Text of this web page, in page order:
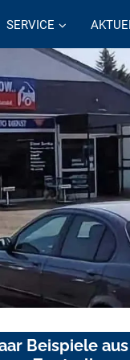
SERVICE
Beispiele aus